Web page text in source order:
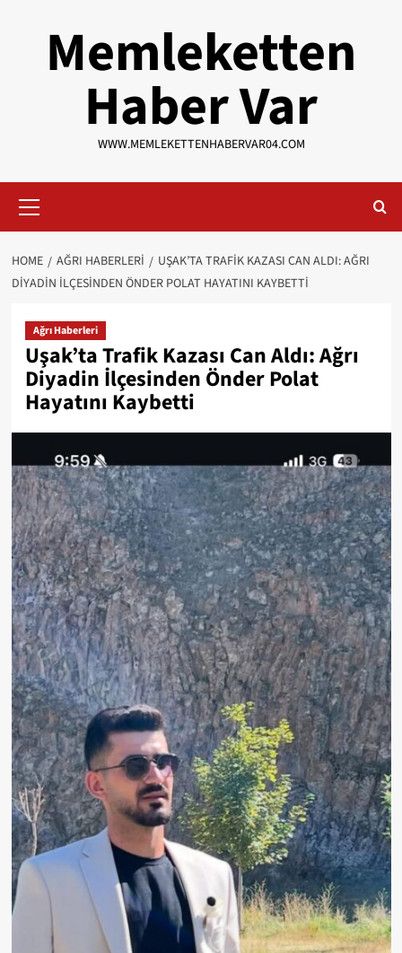
Memleketten
Haber Var
WWW.MEMLEKETTENHABERVAR04.COM
Menu
HOME AĞRI HABERLERI
UŞAK’TA TRAFIK KAZASI CAN ALDI: AĞRI
DIYADIN İLÇESINDEN ÖNDER POLAT HAYATINI KAYBETTI
Ağrı Haberleri
Uşak’ta Trafik Kazası Can Aldı: Ağrı
Diyadin İlçesinden Önder Polat
Hayatını Kaybetti